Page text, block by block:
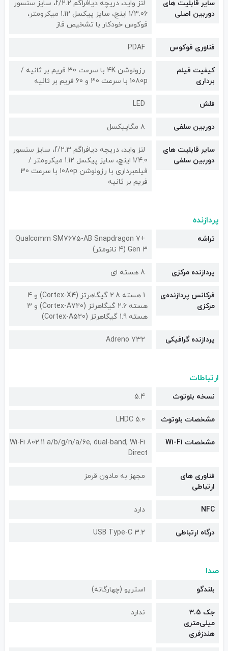
سایر قابلیت های
دوربین اصلی
لنز واید، دریچه دیافراگم f/2.2، سایز سنسور
1/3.06 اینچ، سایز پیکسل 1.12 میکرومتر،
فوکوس خودکار با تشخیص فاز
فناوری فوکوس PDAF
کیفیت فیلم
برداری
رزولوشن 4K با سرعت 30 فریم بر ثانیه /
1080p با سرعت 30 و 60 فریم بر ثانیه
فلش LED
دوربین سلفی ۸ مگاپیکسل
سایر قابلیت های
دوربین سلفی
لنز واید، دریچه دیافراگم f/2.3، سایز سنسور
1/4.0 اینچ، سایز پیکسل 1.12 میکرومتر /
فیلمبرداری با رزولوشن 1080p با سرعت 30
فریم بر ثانیه
پردازنده
تراشه
Qualcomm SM7675-AB Snapdragon 7+
Gen 3 (4 نانومتر)
پردازنده مرکزی 8 هسته ای
فرکانس پردازنده‌ی
مرکزی
1 هسته 2.8 گیگاهرتز (Cortex-X4) و 4
هسته 2.6 گیگاهرتز (Cortex-A720) و 3
هسته 1.9 گیگاهرتز (Cortex-A520)
پردازنده گرافیکی Adreno 732
ارتباطات
نسخه بلوتوث 5.4
مشخصات بلوتوث LHDC 5.0
مشخصات Wi-Fi
Wi-Fi 802.11 a/b/g/n/a/6e, dual-band, Wi-Fi
Direct
فناوری های
ارتباطی
مجهز به مادون قرمز
NFC دارد
درگاه ارتباطی USB Type-C 3.2
صدا
بلندگو استریو (چهارگانه)
جک 3.5
میلی‌متری
هندزفری
ندارد